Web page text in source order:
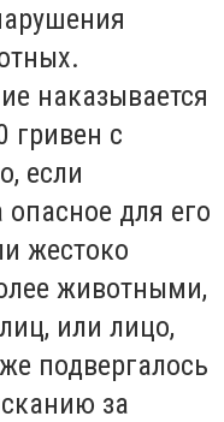
наказывается
гривен с
если
для его
жестоко
животными,
или лицо,
подвергалось
за